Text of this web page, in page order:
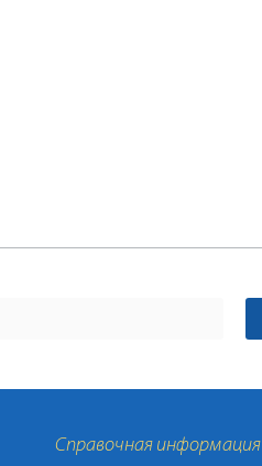
Справочная информация